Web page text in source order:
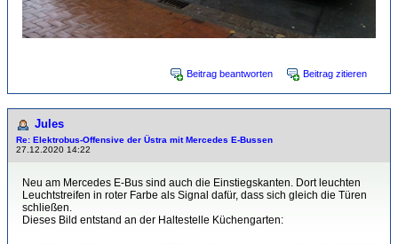
Beitrag beantworten Beitrag zitieren
Jules
Re: Elektrobus-Offensive der Üstra mit Mercedes E-Bussen
27.12.2020 14:22
Neu am Mercedes E-Bus sind auch die Einstiegskanten. Dort leuchten
Leuchtstreifen in roter Farbe als Signal dafür, dass sich gleich die Türen
schließen.
Dieses Bild entstand an der Haltestelle Küchengarten: